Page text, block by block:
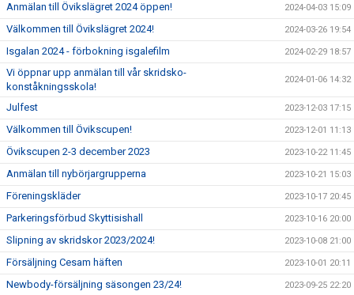
Anmälan till Övikslägret 2024 öppen! 2024-04-03 15:09
Välkommen till Övikslägret 2024! 2024-03-26 19:54
Isgalan 2024 - förbokning isgalefilm 2024-02-29 18:57
Vi öppnar upp anmälan till vår skridsko-
konståkningsskola!
2024-01-06 14:32
Julfest 2023-12-03 17:15
Välkommen till Övikscupen! 2023-12-01 11:13
Övikscupen 2-3 december 2023 2023-10-22 11:45
Anmälan till nybörjargrupperna 2023-10-21 15:03
Föreningskläder 2023-10-17 20:45
Parkeringsförbud Skyttisishall 2023-10-16 20:00
Slipning av skridskor 2023/2024! 2023-10-08 21:00
Försäljning Cesam häften 2023-10-01 20:11
Newbody-försäljning säsongen 23/24! 2023-09-25 22:20